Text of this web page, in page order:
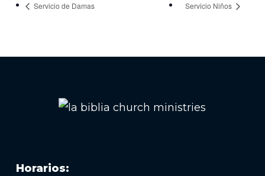
Servicio de Damas Servicio Niños
Horarios: